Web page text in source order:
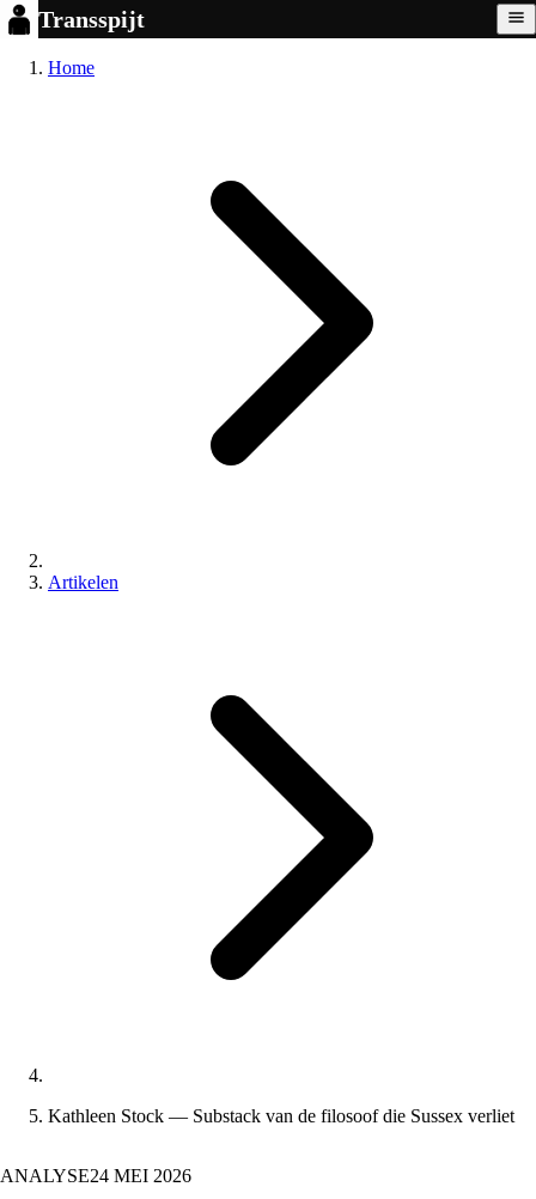
Transspijt
Home
Artikelen
Kathleen Stock — Substack van de filosoof die Sussex verliet
ANALYSE24 MEI 2026